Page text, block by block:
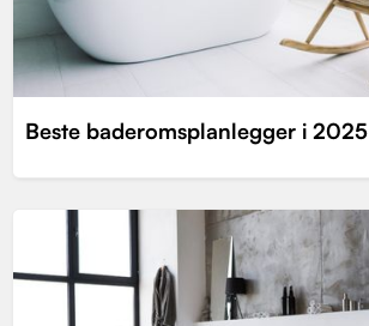
Beste baderomsplanlegger i 2025